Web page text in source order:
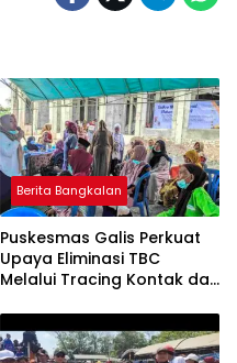
Berita Bangkalan
Puskesmas Galis Perkuat
Upaya Eliminasi TBC
Melalui Tracing Kontak dan